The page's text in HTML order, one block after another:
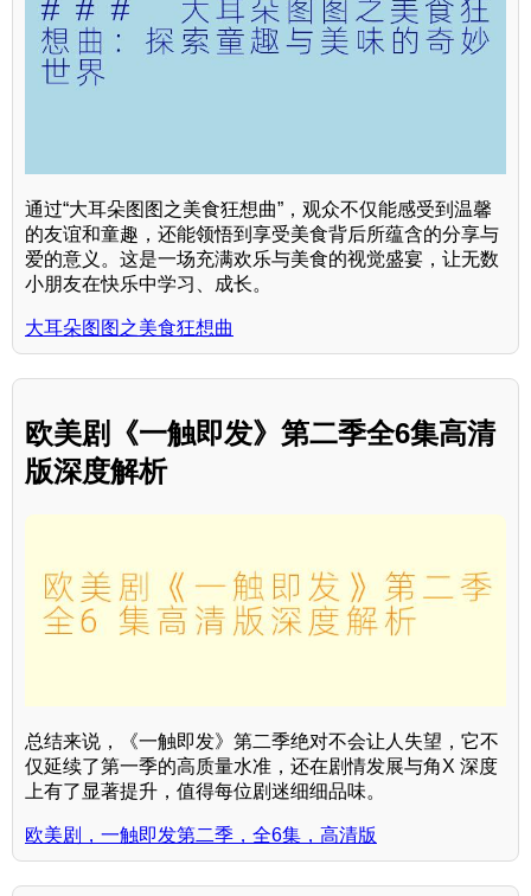
通过“大耳朵图图之美食狂想曲”，观众不仅能感受到温馨
的友谊和童趣，还能领悟到享受美食背后所蕴含的分享与
爱的意义。这是一场充满欢乐与美食的视觉盛宴，让无数
小朋友在快乐中学习、成长。
大耳朵图图之美食狂想曲
欧美剧《一触即发》第二季全6集高清
版深度解析
总结来说，《一触即发》第二季绝对不会让人失望，它不
仅延续了第一季的高质量水准，还在剧情发展与角X 深度
上有了显著提升，值得每位剧迷细细品味。
欧美剧，一触即发第二季，全6集，高清版